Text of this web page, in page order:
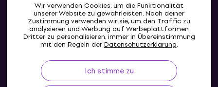
Wir verwenden Cookies, um die Funktionalität
unserer Website zu gewährleisten. Nach deiner
Zustimmung verwenden wir sie, um den Traffic zu
analysieren und Werbung auf Werbeplattformen
Dritter zu personalisieren, immer in Übereinstimmung
mit den Regeln derDatenschutzerklärung.
Ich stimme zu
CH